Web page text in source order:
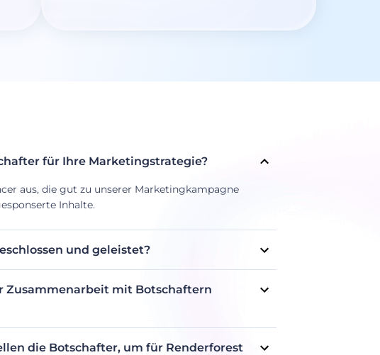
für Ihre Marketingstrategie?
aus, die gut zu unserer Marketingkampagne
Inhalte.
und geleistet?
vereinbart, je nach Größe, Reichweite und
erfolgen per Banküberweisung oder PayPal.
Zusammenarbeit mit Botschaftern
verpflichten Sie sich, nicht für direkte
die Botschafter, um für Renderforest